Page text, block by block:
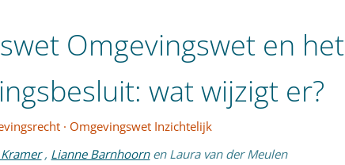
Omgevingswet en het
wat wijzigt er?
· Omgevingswet Inzichtelijk
, Lianne Barnhoorn en Laura van der Meulen